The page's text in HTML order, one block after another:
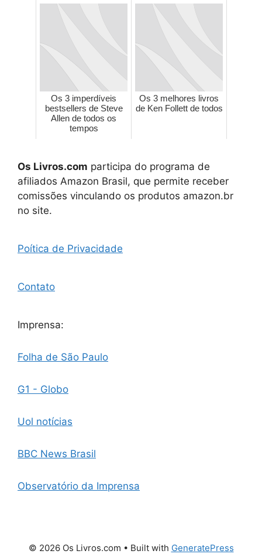
Os 3 imperdíveis
bestsellers de Steve
Allen de todos os
tempos
Os 3 melhores livros
de Ken Follett de todos
Os Livros.com participa do programa de
afiliados Amazon Brasil, que permite receber
comissões vinculando os produtos amazon.br
no site.
Poítica de Privacidade
Contato
Imprensa:
Folha de São Paulo
G1 - Globo
Uol notícias
BBC News Brasil
Observatório da Imprensa
© 2026 Os Livros.com • Built with GeneratePress